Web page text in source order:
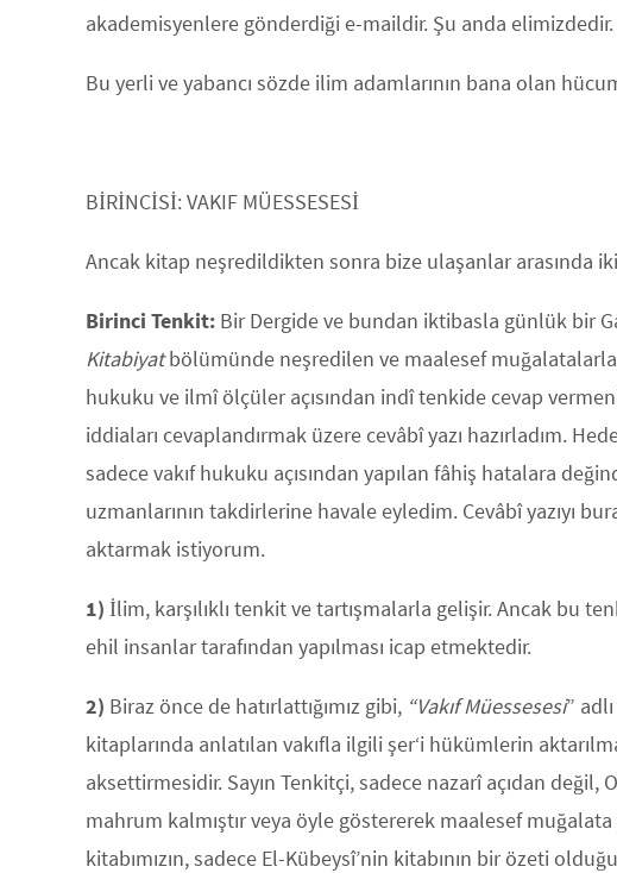
akademisyenlere gönderdiği e-maildir. Şu anda elimizdedir.
Bu yerli ve yabancı sözde ilim adamlarının bana olan
BİRİNCİSİ: VAKIF MÜESSESESİ
Ancak kitap neşredildikten sonra bize ulaşanlar arasında
Birinci Tenkit: Bir Dergide ve bundan iktibasla günlük bir
Kitabiyatbölümünde neşredilen ve maalesef
hukuku ve ilmî ölçüler açısından indî tenkide cevap
iddiaları cevaplandırmak üzere cevâbî yazı hazırladım.
sadece vakıf hukuku açısından yapılan fâhiş hatalara
uzmanlarının takdirlerine havale eyledim. Cevâbî yazıyı
aktarmak istiyorum.
1) İlim, karşılıklı tenkit ve tartışmalarla gelişir. Ancak bu
ehil insanlar tarafından yapılması icap etmektedir.
2) Biraz önce de hatırlattığımız gibi, “VakıfMüessesesi”
kitaplarında anlatılan vakıfla ilgili şer‘i hükümlerin
aksettirmesidir. Sayın Tenkitçi, sadece nazarî açıdan değil,
mahrum kalmıştır veya öyle göstererek maalesef
kitabımızın, sadece El-Kübeysî’nin kitabının bir özeti